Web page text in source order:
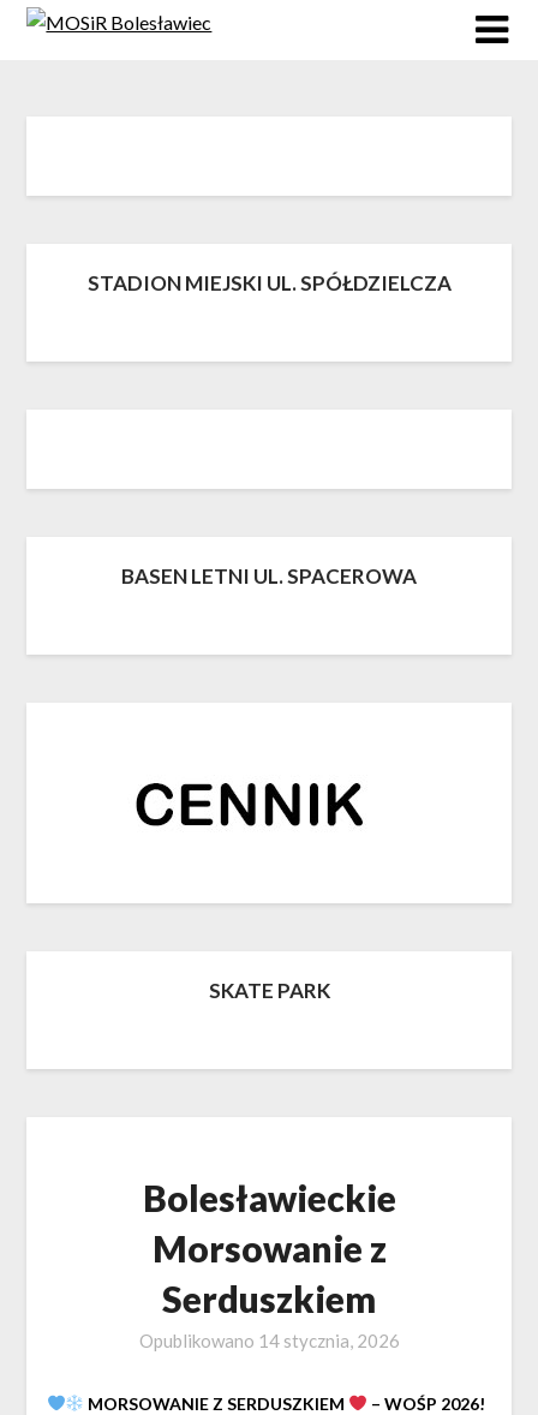
Skip
STADION MIEJSKI UL. SPÓŁDZIELCZA
BASEN LETNI UL. SPACEROWA
SKATE PARK
Bolesławieckie
Morsowanie z
Serduszkiem
Opublikowano 14 stycznia, 2026
MORSOWANIE Z SERDUSZKIEM – WOŚP 2026!